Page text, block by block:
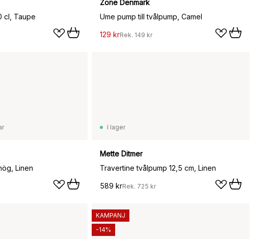
cl, Taupe
Zone Denmark
Ume pump till tvålpump, Camel
129 krRek. 149 kr
Linen
I lager
Mette Ditmer
Travertine tvålpump 12,5 cm, Linen
589 krRek. 725 kr
KAMPANJ
-14%